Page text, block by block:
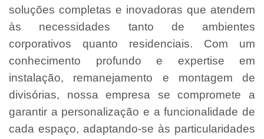
soluções completas e inovadoras que atendem
às necessidades tanto de ambientes
corporativos quanto residenciais. Com um
conhecimento profundo e expertise em
instalação, remanejamento e montagem de
divisórias, nossa empresa se compromete a
garantir a personalização e a funcionalidade de
cada espaço, adaptando-se às particularidades